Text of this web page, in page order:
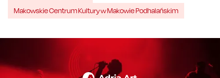
Makowskie Centrum Kultury w Makowie Podhalańskim